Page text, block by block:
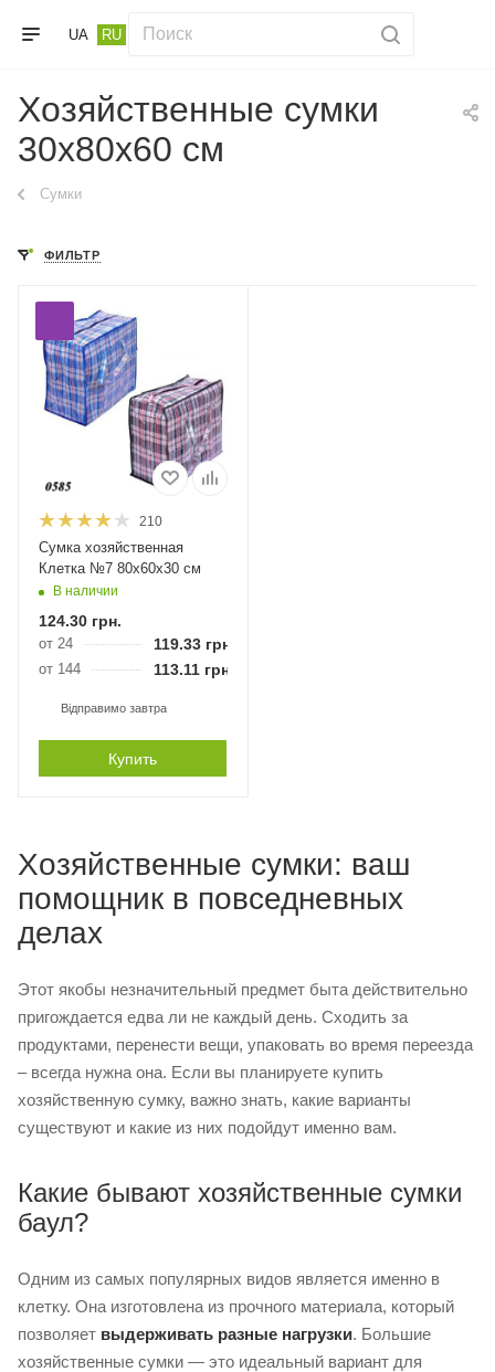
UA RU
Хозяйственные сумки
30х80х60 см
Сумки
ФИЛЬТР
210
Сумка хозяйственная
Клетка №7 80х60х30 см
В наличии
124.30 грн.
от 24 119.33 грн.
от 144 113.11 грн.
Відправимо завтра
Купить
Хозяйственные сумки: ваш
помощник в повседневных
делах
Этот якобы незначительный предмет быта действительно
пригождается едва ли не каждый день. Сходить за
продуктами, перенести вещи, упаковать во время переезда
– всегда нужна она. Если вы планируете купить
хозяйственную сумку, важно знать, какие варианты
существуют и какие из них подойдут именно вам.
Какие бывают хозяйственные сумки
баул?
Одним из самых популярных видов является именно в
клетку. Она изготовлена из прочного материала, который
позволяет выдерживать разные нагрузки. Большие
хозяйственные сумки — это идеальный вариант для